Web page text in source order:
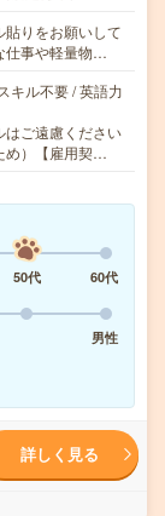
りをお願いして
仕事や軽量物…
キル不要 / 英語力
はご遠慮ください
め）【雇用契…
50代
60代
男性
詳しく見る